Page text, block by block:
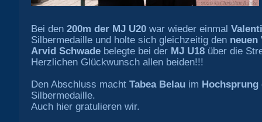
Bei den 200m der MJ U20war wieder einmal
Silbermedaille und holte sich gleichzeitig den neuen
Arvid Schwadebelegte bei der MJ U18über die
Herzlichen Glückwunsch allen beiden!!!
Den Abschluss macht Tabea Belauim Hochsprung
Silbermedaille.
Auch hier gratulieren wir.